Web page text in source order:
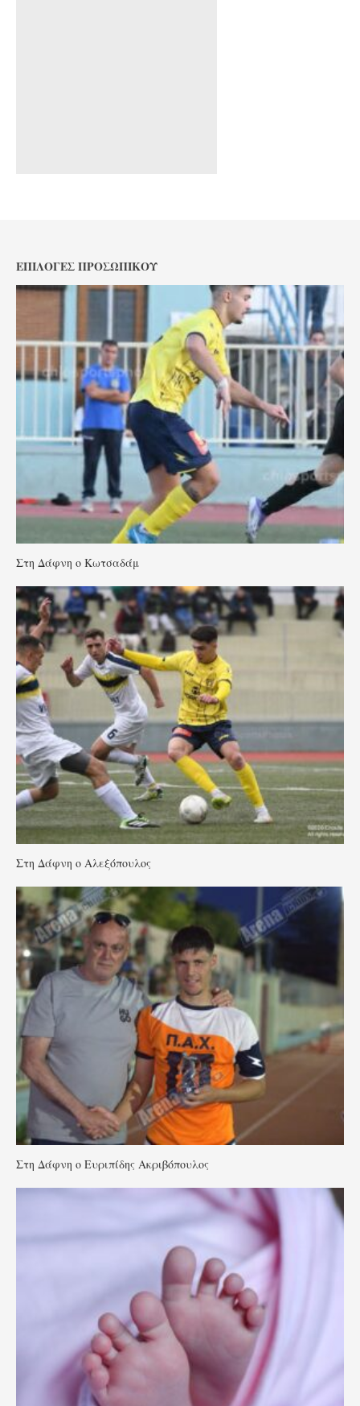
ΕΠΙΛΟΓΈΣ ΠΡΟΣΩΠΙΚΟΎ
Στη Δάφνη ο Κωτσαδάμ
Στη Δάφνη ο Αλεξόπουλος
Στη Δάφνη ο Ευριπίδης Ακριβόπουλος